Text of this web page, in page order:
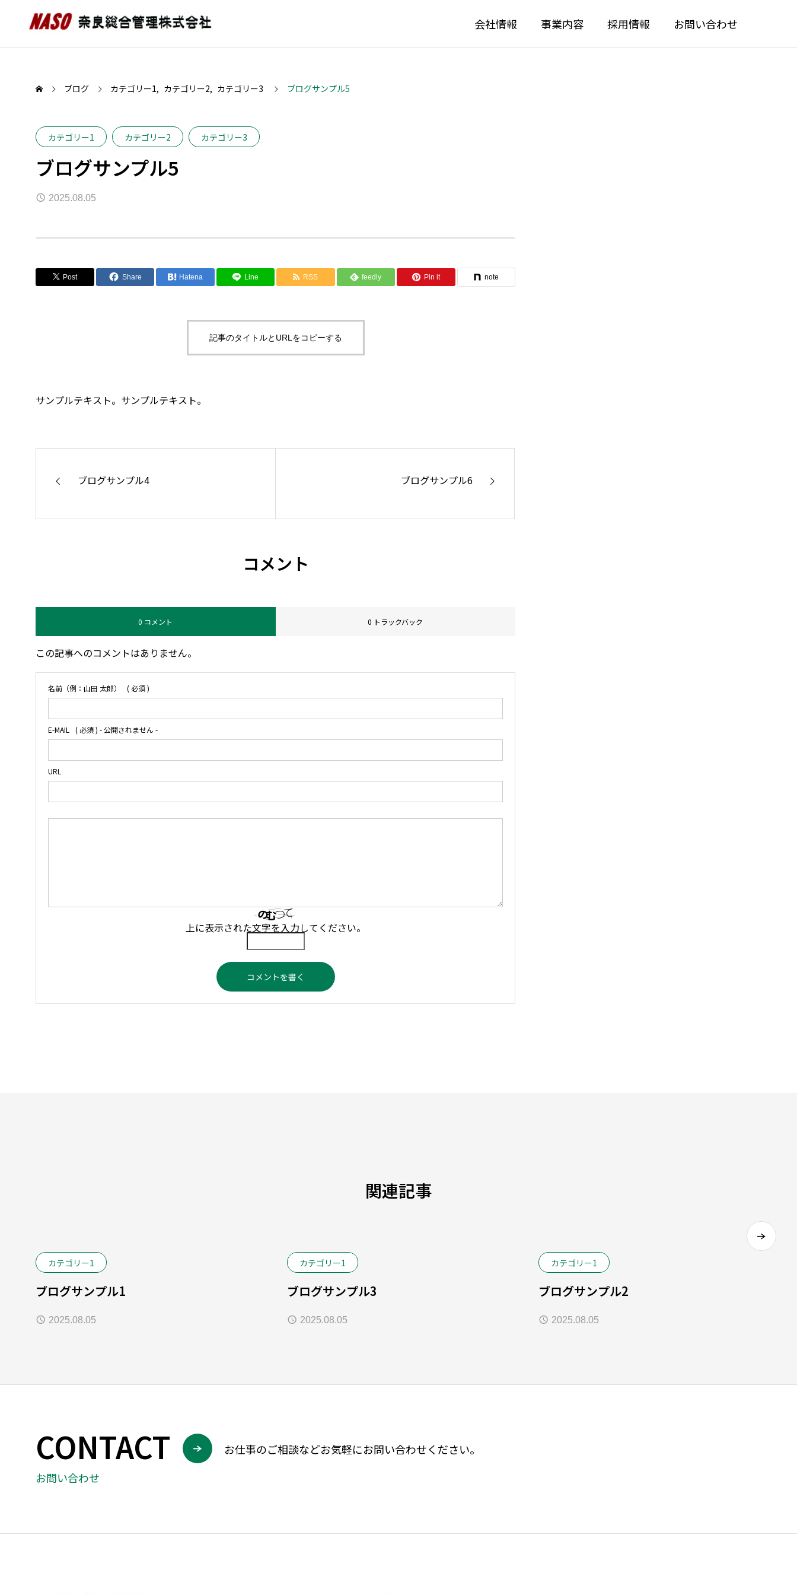
会社情報 事業内容 採用情報 お問い合わせ
ブログ カテゴリー1 カテゴリー2 カテゴリー3 ブログサンプル5
カテゴリー1 カテゴリー2 カテゴリー3
ブログサンプル5
2025.08.05
Post Share Hatena Line RSS feedly Pin it note
記事のタイトルとURLをコピーする
サンプルテキスト。サンプルテキスト。
ブログサンプル4 ブログサンプル6
コメント
0 コメント 0 トラックバック
この記事へのコメントはありません。
名前（例：山田 太郎） ( 必須 )
E-MAIL ( 必須 ) - 公開されません -
URL
上に表示された文字を入力してください。
関連記事
カテゴリー1
ブログサンプル1
2025.08.05
カテゴリー1
ブログサンプル3
2025.08.05
カテゴリー1
ブログサンプル2
2025.08.05
CONTACT
お問い合わせ
お仕事のご相談などお気軽にお問い合わせください。